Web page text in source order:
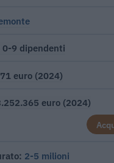
0-9 dipendenti
euro (2024)
euro (2024)
2-5 milioni